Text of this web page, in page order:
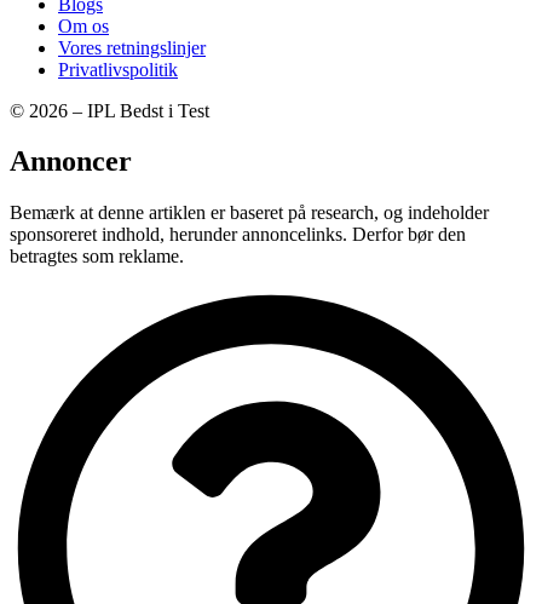
Om os
Vores retningslinjer
Privatlivspolitik
© 2026 – IPL Bedst i Test
Annoncer
Bemærk at denne artiklen er baseret på research, og indeholder
sponsoreret indhold, herunder annoncelinks. Derfor bør den
betragtes som reklame.